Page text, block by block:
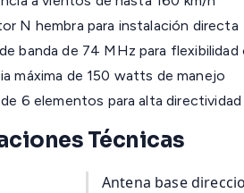
N hembra para instalación directa
banda de 74 MHz para flexibilidad
máxima de 150 watts de manejo
6 elementos para alta directividad
Técnicas
Antena base